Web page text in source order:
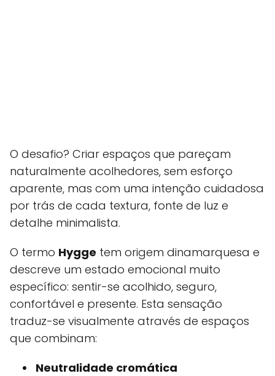
O desafio? Criar espaços que pareçam
naturalmente acolhedores, sem esforço
aparente, mas com uma intenção cuidadosa
por trás de cada textura, fonte de luz e
detalhe minimalista.
O termo Hygge tem origem dinamarquesa e
descreve um estado emocional muito
específico: sentir-se acolhido, seguro,
confortável e presente. Esta sensação
traduz-se visualmente através de espaços
que combinam:
Neutralidade cromática